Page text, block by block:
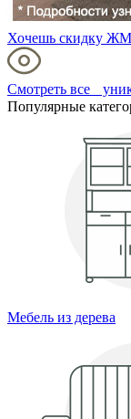
Хочешь скидку
Смотреть все
Популярные
Мебель из дерева